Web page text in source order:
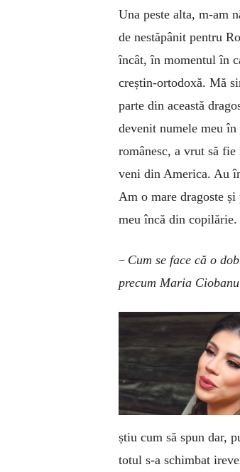
Una peste alta, m-am
de nestăpânit pentru
încât, în momentul în
creștin-ortodoxă. Mă
parte din această
devenit numele meu
românesc, a vrut să
veni din America. Au
Am o mare dragoste
meu încă din copilărie.
– Cum se face că o
precum Maria
știu cum să spun dar,
totul s-a schimbat